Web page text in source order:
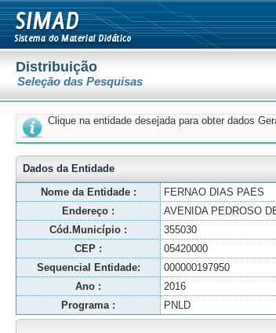
Distribuição
Seleção das Pesquisas
Clique na entidade desejada para obter dados
Dados da Entidade
Nome da Entidade :
FERNAO DIAS PAES
Endereço :
AVENIDA PEDROSO
Cód.Município :
355030
CEP :
05420000
Sequencial Entidade:
000000197950
Ano :
2016
Programa :
PNLD